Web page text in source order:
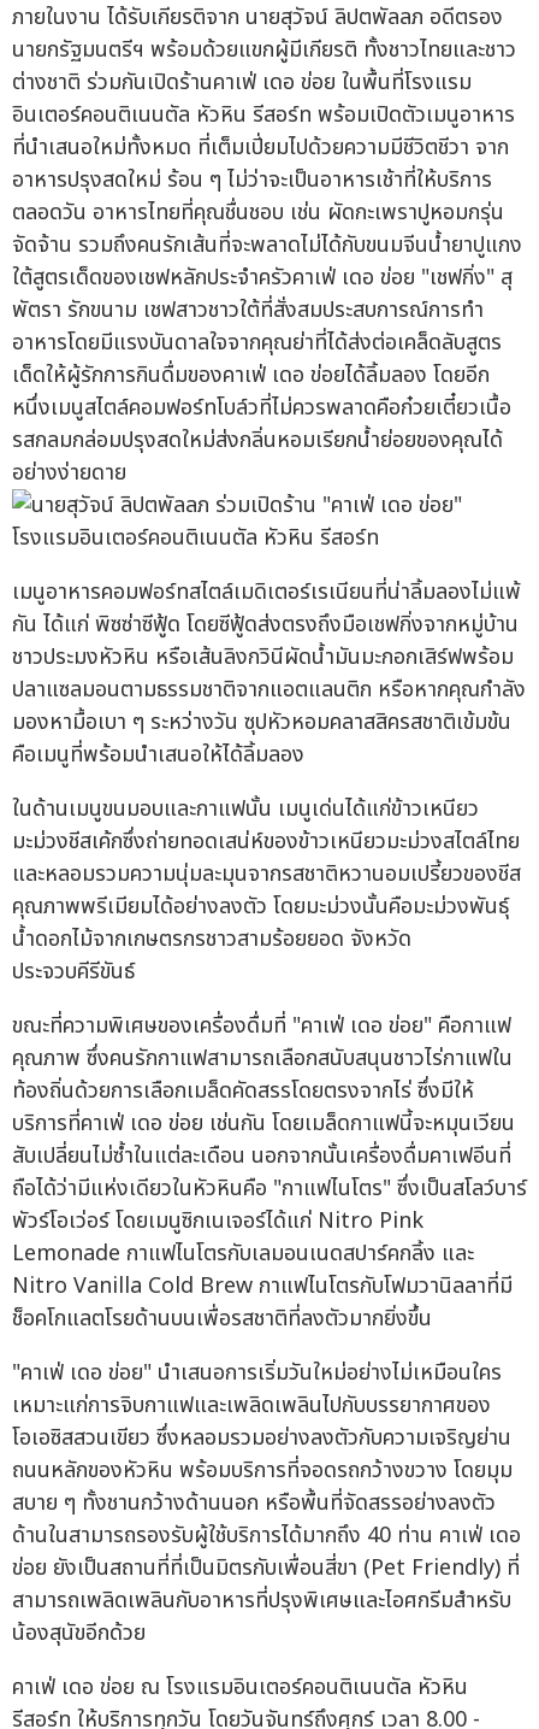
ภายในงาน ได้รับเกียรติจาก นายสุวัจน์ ลิปตพัลลภ อดีตรอง
นายกรัฐมนตรีฯ พร้อมด้วยแขกผู้มีเกียรติ ทั้งชาวไทยและชาว
ต่างชาติ ร่วมกันเปิดร้านคาเฟ่ เดอ ข่อย ในพื้นที่โรงแรม
อินเตอร์คอนติเนนตัล หัวหิน รีสอร์ท พร้อมเปิดตัวเมนูอาหาร
ที่นำเสนอใหม่ทั้งหมด ที่เต็มเปี่ยมไปด้วยความมีชีวิตชีวา จาก
อาหารปรุงสดใหม่ ร้อน ๆ ไม่ว่าจะเป็นอาหารเช้าที่ให้บริการ
ตลอดวัน อาหารไทยที่คุณชื่นชอบ เช่น ผัดกะเพราปูหอมกรุ่น
จัดจ้าน รวมถึงคนรักเส้นที่จะพลาดไม่ได้กับขนมจีนน้ำยาปูแกง
ใต้สูตรเด็ดของเชฟหลักประจำครัวคาเฟ่ เดอ ข่อย "เชฟกิ่ง" สุ
พัตรา รักขนาม เชฟสาวชาวใต้ที่สั่งสมประสบการณ์การทำ
อาหารโดยมีแรงบันดาลใจจากคุณย่าที่ได้ส่งต่อเคล็ดลับสูตร
เด็ดให้ผู้รักการกินดื่มของคาเฟ่ เดอ ข่อยได้ลิ้มลอง โดยอีก
หนึ่งเมนูสไตล์คอมฟอร์ทโบล์วที่ไม่ควรพลาดคือก๋วยเตี๋ยวเนื้อ
รสกลมกล่อมปรุงสดใหม่ส่งกลิ่นหอมเรียกน้ำย่อยของคุณได้
อย่างง่ายดาย
เมนูอาหารคอมฟอร์ทสไตล์เมดิเตอร์เรเนียนที่น่าลิ้มลองไม่แพ้
กัน ได้แก่ พิซซ่าซีฟู้ด โดยซีฟู้ดส่งตรงถึงมือเชฟกิ่งจากหมู่บ้าน
ชาวประมงหัวหิน หรือเส้นลิงกวินีผัดน้ำมันมะกอกเสิร์ฟพร้อม
ปลาแซลมอนตามธรรมชาติจากแอตแลนติก หรือหากคุณกำลัง
มองหามื้อเบา ๆ ระหว่างวัน ซุปหัวหอมคลาสสิครสชาติเข้มข้น
คือเมนูที่พร้อมนำเสนอให้ได้ลิ้มลอง
ในด้านเมนูขนมอบและกาแฟนั้น เมนูเด่นได้แก่ข้าวเหนียว
มะม่วงชีสเค้กซึ่งถ่ายทอดเสน่ห์ของข้าวเหนียวมะม่วงสไตล์ไทย
และหลอมรวมความนุ่มละมุนจากรสชาติหวานอมเปรี้ยวของชีส
คุณภาพพรีเมียมได้อย่างลงตัว โดยมะม่วงนั้นคือมะม่วงพันธุ์
น้ำดอกไม้จากเกษตรกรชาวสามร้อยยอด จังหวัด
ประจวบคีรีขันธ์
ขณะที่ความพิเศษของเครื่องดื่มที่ "คาเฟ่ เดอ ข่อย" คือกาแฟ
คุณภาพ ซึ่งคนรักกาแฟสามารถเลือกสนับสนุนชาวไร่กาแฟใน
ท้องถิ่นด้วยการเลือกเมล็ดคัดสรรโดยตรงจากไร่ ซึ่งมีให้
บริการที่คาเฟ่ เดอ ข่อย เช่นกัน โดยเมล็ดกาแฟนี้จะหมุนเวียน
สับเปลี่ยนไม่ซ้ำในแต่ละเดือน นอกจากนั้นเครื่องดื่มคาเฟอีนที่
ถือได้ว่ามีแห่งเดียวในหัวหินคือ "กาแฟไนโตร" ซึ่งเป็นสโลว์บาร์
พัวร์โอเว่อร์ โดยเมนูซิกเนเจอร์ได้แก่ Nitro Pink
Lemonade กาแฟไนโตรกับเลมอนเนดสปาร์คกลิ้ง และ
Nitro Vanilla Cold Brew กาแฟไนโตรกับโฟมวานิลลาที่มี
ช็อคโกแลตโรยด้านบนเพื่อรสชาติที่ลงตัวมากยิ่งขึ้น
"คาเฟ่ เดอ ข่อย" นำเสนอการเริ่มวันใหม่อย่างไม่เหมือนใคร
เหมาะแก่การจิบกาแฟและเพลิดเพลินไปกับบรรยากาศของ
โอเอซิสสวนเขียว ซึ่งหลอมรวมอย่างลงตัวกับความเจริญย่าน
ถนนหลักของหัวหิน พร้อมบริการที่จอดรถกว้างขวาง โดยมุม
สบาย ๆ ทั้งชานกว้างด้านนอก หรือพื้นที่จัดสรรอย่างลงตัว
ด้านในสามารถรองรับผู้ใช้บริการได้มากถึง 40 ท่าน คาเฟ่ เดอ
ข่อย ยังเป็นสถานที่ที่เป็นมิตรกับเพื่อนสี่ขา (Pet Friendly) ที่
สามารถเพลิดเพลินกับอาหารที่ปรุงพิเศษและไอศกรีมสำหรับ
น้องสุนัขอีกด้วย
คาเฟ่ เดอ ข่อย ณ โรงแรมอินเตอร์คอนติเนนตัล หัวหิน
รีสอร์ท ให้บริการทุกวัน โดยวันจันทร์ถึงศุกร์ เวลา 8.00 -